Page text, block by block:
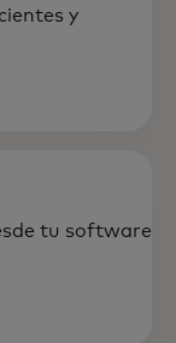
y
tu software